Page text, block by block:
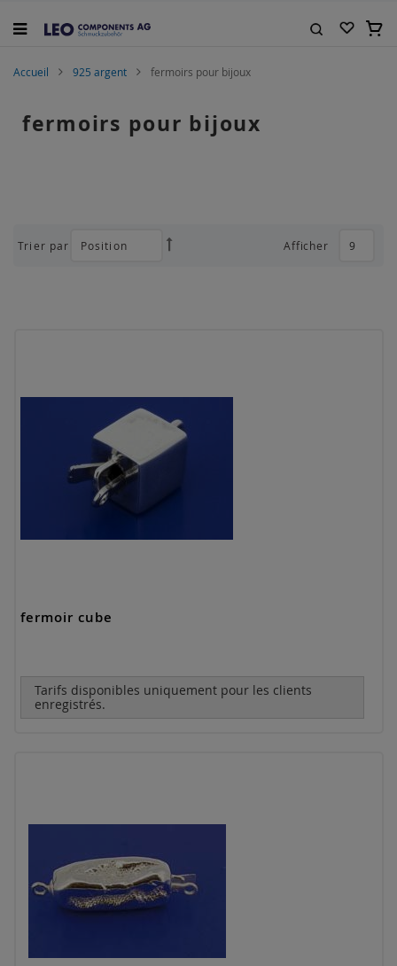
au
Mon
Accueil 925 argent fermoirs pour bijoux
fermoirs pour bijoux
Afficher
Trier par
Par
fermoir cube
Tarifs disponibles uniquement pour les clients
enregistrés.